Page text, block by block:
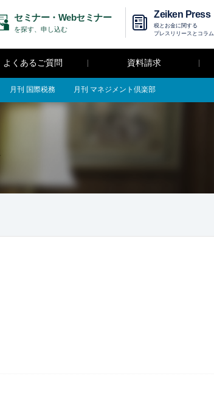
セミナー・Webセミナー
を探す、申し込む
Zeiken Press
税とお金に関する
プレスリリースとコラム
よくあるご質問 資料請求
月刊 国際税務 月刊 マネジメント倶楽部